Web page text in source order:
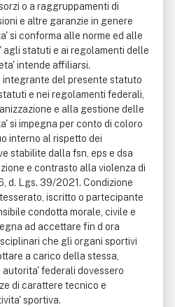
o a raggruppamenti di
e altre garanzie in genere
si conforma alle norme ed alle
agli statuti e ai regolamenti delle
intende affiliarsi.
del presente statuto
e nei regolamenti federali,
e alla gestione delle
si impegna per conto di coloro
interno al rispetto dei
stabilite dalla fsn, eps e dsa
e contrasto alla violenza di
d. Lgs. 39/2021. Condizione
iscritto o partecipante
condotta morale, civile e
ad accettare fin d ora
che gli organi sportivi
a carico della stessa,
federali dovessero
di carattere tecnico e
sportiva.